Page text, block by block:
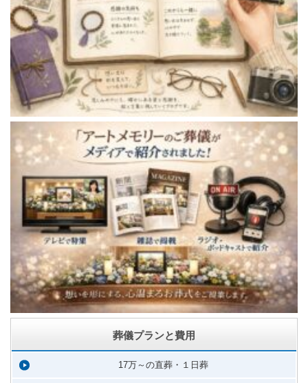
葬儀プランと費用
17万～の直葬・１日葬